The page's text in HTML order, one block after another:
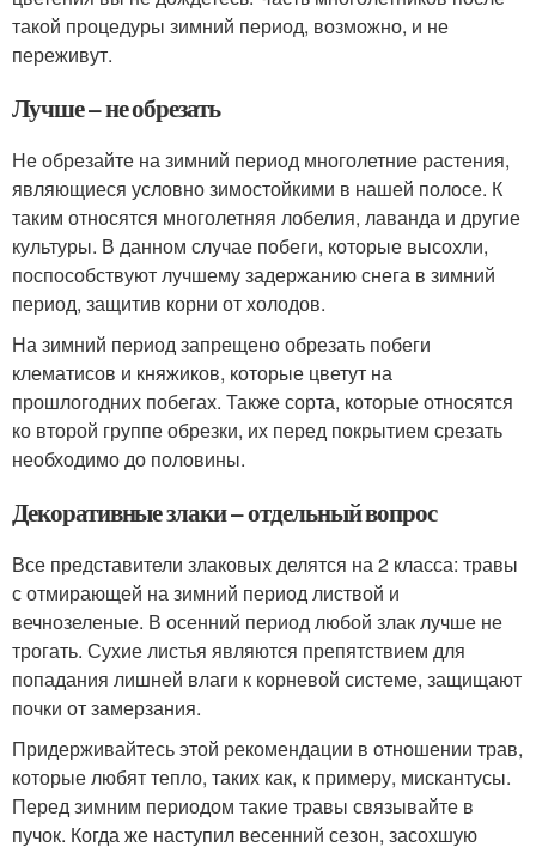
такой процедуры зимний период, возможно, и не
переживут.
Лучше – не обрезать
Не обрезайте на зимний период многолетние растения,
являющиеся условно зимостойкими в нашей полосе. К
таким относятся многолетняя лобелия, лаванда и другие
культуры. В данном случае побеги, которые высохли,
поспособствуют лучшему задержанию снега в зимний
период, защитив корни от холодов.
На зимний период запрещено обрезать побеги
клематисов и княжиков, которые цветут на
прошлогодних побегах. Также сорта, которые относятся
ко второй группе обрезки, их перед покрытием срезать
необходимо до половины.
Декоративные злаки – отдельный вопрос
Все представители злаковых делятся на 2 класса: травы
с отмирающей на зимний период листвой и
вечнозеленые. В осенний период любой злак лучше не
трогать. Сухие листья являются препятствием для
попадания лишней влаги к корневой системе, защищают
почки от замерзания.
Придерживайтесь этой рекомендации в отношении трав,
которые любят тепло, таких как, к примеру, мискантусы.
Перед зимним периодом такие травы связывайте в
пучок. Когда же наступил весенний сезон, засохшую